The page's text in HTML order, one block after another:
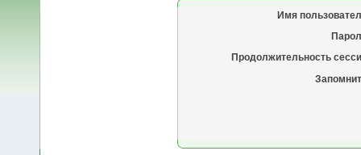
Имя
Продолжительность